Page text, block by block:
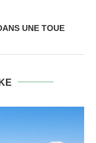
UNE TOUE